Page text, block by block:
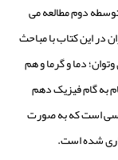
دوم مطالعه می
در این کتاب با مباحث
دما و گرما و هم
به گام فیزیک دهم
است که به صورت
شده است.